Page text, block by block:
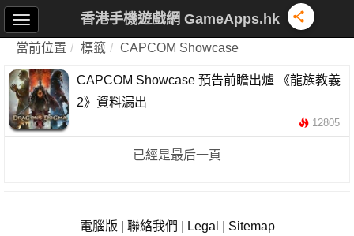
香港手機遊戲網 GameApps.hk
當前位置 標籤 CAPCOM Showcase
CAPCOM Showcase 預告前瞻出爐 《龍族教義
2》資料漏出
12805
已經是最后一頁
電腦版 聯絡我們 Legal
Sitemap